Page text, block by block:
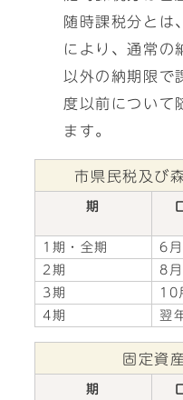
随時課税分とは
により、通常の
以外の納期限で
度以前について
ます。
市県民税及び
期
1期・全期
6
2期
8
3期
10
4期
翌
固定資
期